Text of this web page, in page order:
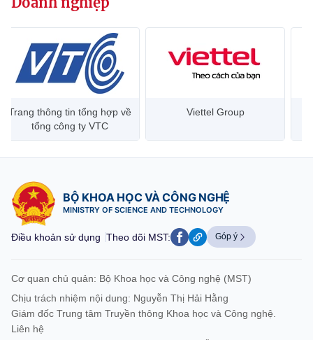
Trang thông tin tổng hợp về
tổng công ty VTC
Viettel Group
BỘ KHOA HỌC VÀ CÔNG NGHỆ
MINISTRY OF SCIENCE AND TECHNOLOGY
Điều khoản sử dụng Theo dõi MST: Góp ý
Cơ quan chủ quản: Bộ Khoa học và Công nghệ (MST)
Chịu trách nhiệm nội dung: Nguyễn Thị Hải Hằng
Giám đốc Trung tâm Truyền thông Khoa học và Công nghệ.
Liên hệ